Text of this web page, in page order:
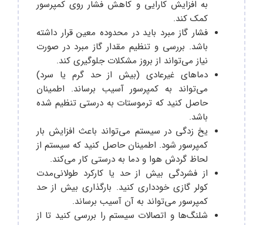
به افزایش کارایی و کاهش فشار روی کمپرسور
کمک کند.
فشار گاز مبرد باید در محدوده معین قرار داشته
باشد. بررسی و تنظیم مقدار گاز مبرد در صورت
نیاز می‌تواند از بروز مشکلات جلوگیری کند.
دماهای غیرعادی (بیش از حد گرم یا سرد)
می‌تواند به کمپرسور آسیب برساند. اطمینان
حاصل کنید که ترموستات به درستی تنظیم شده
باشد.
یخ زدگی در سیستم می‌تواند باعث افزایش بار
کمپرسور شود. اطمینان حاصل کنید که سیستم از
لحاظ گردش هوا و دما به درستی کار می‌کند.
از فشردگی بیش از حد یا کارکرد طولانی‌مدت
کولر گازی خودداری کنید. بارگذاری بیش از حد
کمپرسور می‌تواند به آن آسیب برساند.
شلنگ‌ها و اتصالات سیستم را بررسی کنید تا از